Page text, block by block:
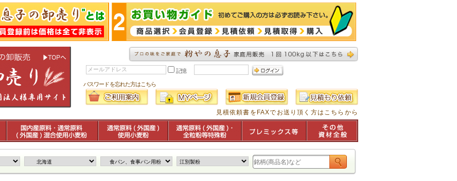
記憶
パスワードを忘れた方はこちら
見積依頼書をFAXでお送り頂く方はこちらから